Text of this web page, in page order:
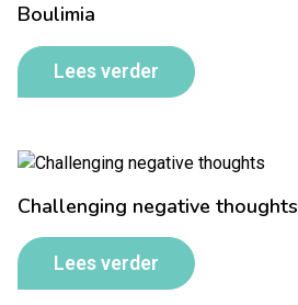
Boulimia
Lees verder
Challenging negative thoughts
Lees verder